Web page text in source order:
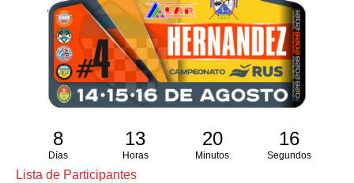
8
Días
13
Horas
20
Minutos
15
Segundos
Lista de Participantes